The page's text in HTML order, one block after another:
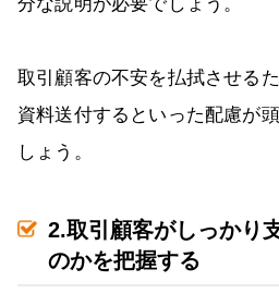
取引顧客の不安を払拭させる
資料送付するといった配慮が
しょう。
2.取引顧客がしっかり
のかを把握する